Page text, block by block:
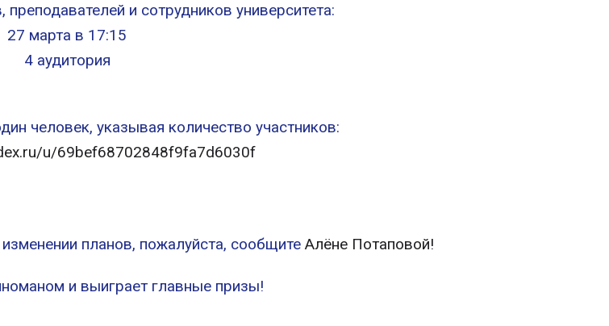
и сотрудников университета:
27 марта в 17:15
4 аудитория
человек, указывая количество участников:
u/69bef68702848f9fa7d6030f
планов, пожалуйста, сообщите Алёне Потаповой!
и выиграет главные призы!